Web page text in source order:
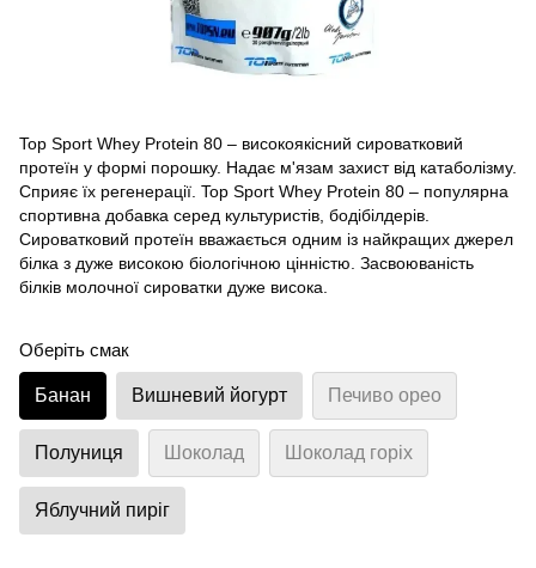
Top Sport Whey Protein 80 – високоякісний сироватковий
протеїн у формі порошку. Надає м'язам захист від катаболізму.
Сприяє їх регенерації. Top Sport Whey Protein 80 – популярна
спортивна добавка серед культуристів, бодібілдерів.
Сироватковий протеїн вважається одним із найкращих джерел
білка з дуже високою біологічною цінністю. Засвоюваність
білків молочної сироватки дуже висока.
Оберіть смак
Банан Вишневий йогурт Печиво орео
Полуниця Шоколад Шоколад горіх
Яблучний пиріг